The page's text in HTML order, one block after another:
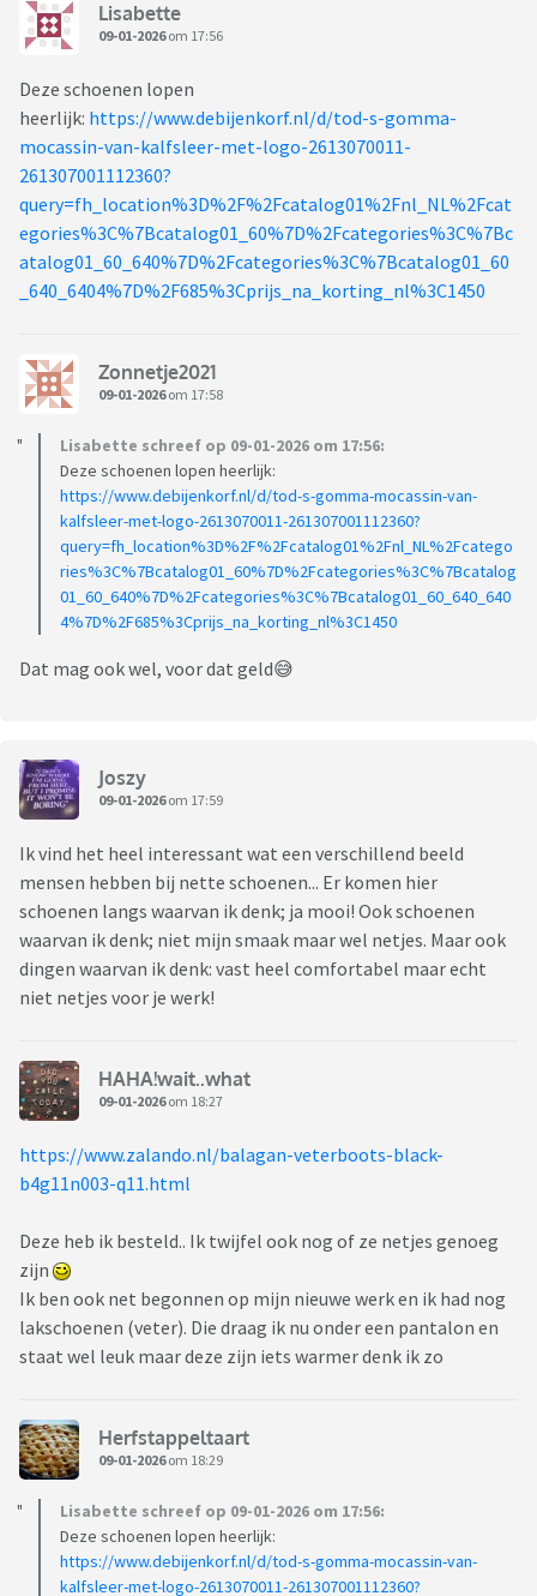
Lisabette
09-01-2026om 17:56
Deze schoenen lopen
heerlijk: https://www.debijenkorf.nl/d/tod-s-gomma-
mocassin-van-kalfsleer-met-logo-2613070011-
261307001112360?
query=fh_location%3D%2F%2Fcatalog01%2Fnl_NL%2Fcat
egories%3C%7Bcatalog01_60%7D%2Fcategories%3C%7Bc
atalog01_60_640%7D%2Fcategories%3C%7Bcatalog01_60
_640_6404%7D%2F685%3Cprijs_na_korting_nl%3C1450
Zonnetje2021
09-01-2026om 17:58
Lisabette schreef op 09-01-2026 om 17:56:
Deze schoenen lopen heerlijk:
https://www.debijenkorf.nl/d/tod-s-gomma-mocassin-van-
kalfsleer-met-logo-2613070011-261307001112360?
query=fh_location%3D%2F%2Fcatalog01%2Fnl_NL%2Fcatego
ries%3C%7Bcatalog01_60%7D%2Fcategories%3C%7Bcatalog
01_60_640%7D%2Fcategories%3C%7Bcatalog01_60_640_640
4%7D%2F685%3Cprijs_na_korting_nl%3C1450
Dat mag ook wel, voor dat geld😅
Joszy
09-01-2026om 17:59
Ik vind het heel interessant wat een verschillend beeld
mensen hebben bij nette schoenen... Er komen hier
schoenen langs waarvan ik denk; ja mooi! Ook schoenen
waarvan ik denk; niet mijn smaak maar wel netjes. Maar ook
dingen waarvan ik denk: vast heel comfortabel maar echt
niet netjes voor je werk!
HAHA!wait..what
09-01-2026om 18:27
https://www.zalando.nl/balagan-veterboots-black-
b4g11n003-q11.html
Deze heb ik besteld.. Ik twijfel ook nog of ze netjes genoeg
zijn
Ik ben ook net begonnen op mijn nieuwe werk en ik had nog
lakschoenen (veter). Die draag ik nu onder een pantalon en
staat wel leuk maar deze zijn iets warmer denk ik zo
Herfstappeltaart
09-01-2026om 18:29
Lisabette schreef op 09-01-2026 om 17:56:
Deze schoenen lopen heerlijk:
https://www.debijenkorf.nl/d/tod-s-gomma-mocassin-van-
kalfsleer-met-logo-2613070011-261307001112360?